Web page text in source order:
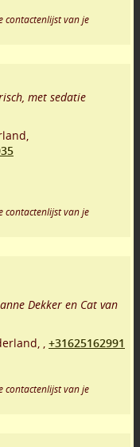
contactenlijst van je
met sedatie
contactenlijst van je
Dekker en Cat van
+31625162991
contactenlijst van je